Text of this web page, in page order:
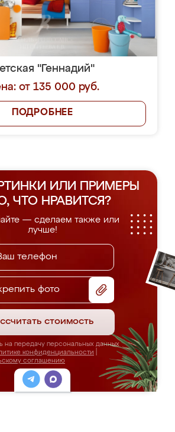
"Геннадий"
от 135 000 руб.
ПОДРОБНЕЕ
ИЛИ ПРИМЕРЫ
ЧТО НРАВИТСЯ?
— сделаем также или
лучше!
фото
стоимость
на передачу персональных данных
конфиденциальности
соглашению